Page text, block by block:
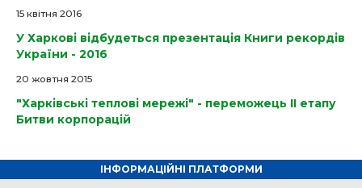
15 квітня 2016
У Харкові відбудеться презентація Книги рекордів
України - 2016
20 жовтня 2015
"Харківські теплові мережі" - переможець II етапу
Битви корпорацій
ІНФОРМАЦІЙНІ ПЛАТФОРМИ